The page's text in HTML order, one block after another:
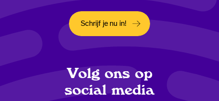
Opent in een nieuw tabblad
Schrijf je nu in!
Volg ons op
social media